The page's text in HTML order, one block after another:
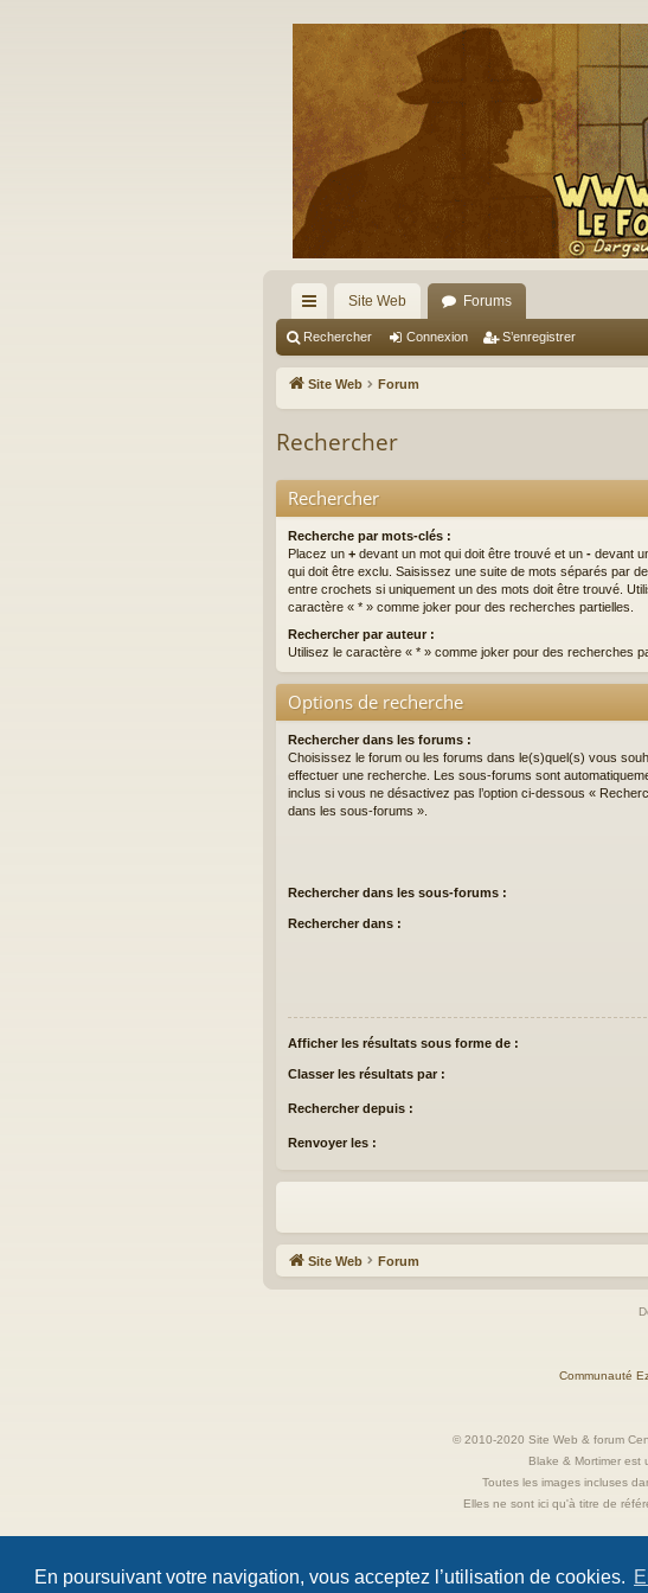
En poursuivant votre navigation, vous acceptez l’utilisation de cookies.
cc
ès
ra
pi
de
Site Web Forums
Rechercher Connexion S’enregistrer
Site Web Forum
Rechercher
Rechercher
Recherche par mots-clés :
Placez un + devant un mot qui doit être trouvé et un - devant
qui doit être exclu. Saisissez une suite de mots séparés par
entre crochets si uniquement un des mots doit être trouvé.
caractère « * » comme joker pour des recherches partielles.
Rechercher par auteur :
Utilisez le caractère « * » comme joker pour des recherches
Options de recherche
Rechercher dans les forums :
Choisissez le forum ou les forums dans le(s)quel(s) vous
effectuer une recherche. Les sous-forums sont
inclus si vous ne désactivez pas l’option ci-dessous «
dans les sous-forums ».
Rechercher dans les sous-forums :
Rechercher dans :
Afficher les résultats sous forme de :
Classer les résultats par :
Rechercher depuis :
Renvoyer les :
Site Web Forum
Communauté
© 2010-2020 Site Web & forum
Blake & Mortimer
Toutes les images incluses
Elles ne sont ici qu'à titre de